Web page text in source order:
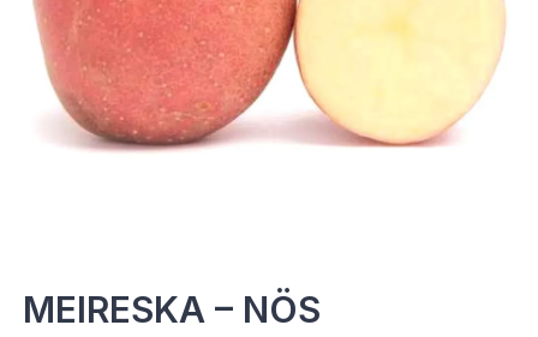
MEIRESKA – NÖS